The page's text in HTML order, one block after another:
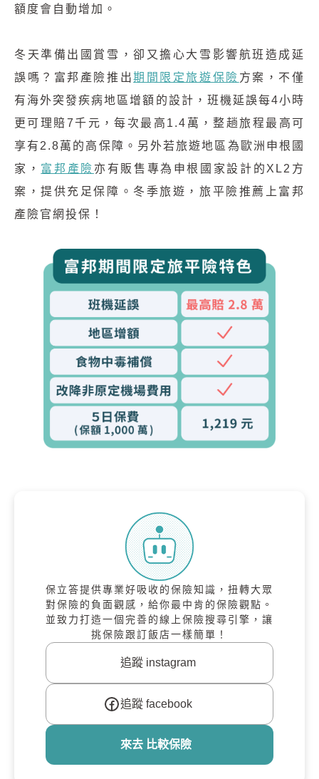
額度會自動增加。
冬天準備出國賞雪，卻又擔心大雪影響航班造成延
誤嗎？富邦產險推出期間限定旅遊保險 方案，不僅
有海外突發疾病地區增額的設計，班機延誤每4小時
更可理賠7千元，每次最高1.4萬，整趟旅程最高可
享有2.8萬的高保障。另外若旅遊地區為歐洲申根國
家， 富邦產險 亦有販售專為申根國家設計的XL2方
案，提供充足保障。冬季旅遊，旅平險推薦上富邦
產險官網投保！
保立答提供專業好吸收的保險知識，扭轉大眾
對保險的負面觀感，給你最中肯的保險觀點。
並致力打造一個完善的線上保險搜尋引擎，讓
挑保險跟訂飯店一樣簡單！
追蹤 instagram
追蹤 facebook
來去 比較保險